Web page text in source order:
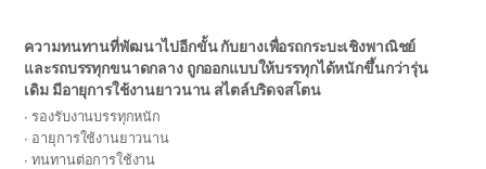
ความทนทานที่พัฒนาไปอีกขั้น กับยางเพื่อรถกระบะเชิงพาณิชย์
และรถบรรทุกขนาดกลาง ถูกออกแบบให้บรรทุกได้หนักขึ้นกว่ารุ่น
เดิม มีอายุการใช้งานยาวนาน สไตล์บริดจสโตน
รองรับงานบรรทุกหนัก
อายุการใช้งานยาวนาน
ทนทานต่อการใช้งาน